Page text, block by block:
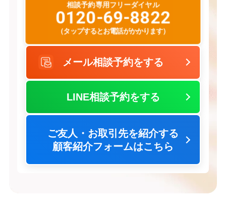
相談予約専用フリーダイヤル
0120-69-8822
（タップするとお電話がかかります）
メール相談予約をする
LINE相談予約をする
ご友人・お取引先を紹介する
顧客紹介フォームはこちら